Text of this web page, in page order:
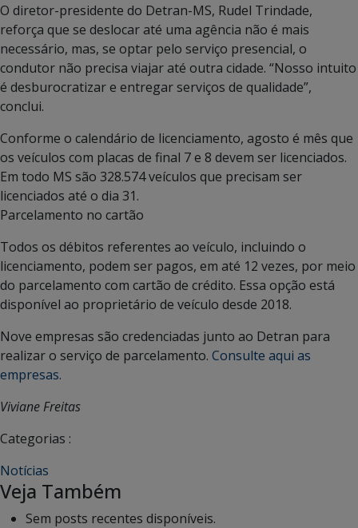
O diretor-presidente do Detran-MS, Rudel Trindade,
reforça que se deslocar até uma agência não é mais
necessário, mas, se optar pelo serviço presencial, o
condutor não precisa viajar até outra cidade. “Nosso intuito
é desburocratizar e entregar serviços de qualidade”,
conclui.
Conforme o calendário de licenciamento, agosto é mês que
os veículos com placas de final 7 e 8 devem ser licenciados.
Em todo MS são 328.574 veículos que precisam ser
licenciados até o dia 31.
Parcelamento no cartão
Todos os débitos referentes ao veículo, incluindo o
licenciamento, podem ser pagos, em até 12 vezes, por meio
do parcelamento com cartão de crédito. Essa opção está
disponível ao proprietário de veículo desde 2018.
Nove empresas são credenciadas junto ao Detran para
realizar o serviço de parcelamento. Consulte aqui as
empresas.
Viviane Freitas
Categorias :
Notícias
Veja Também
Sem posts recentes disponíveis.